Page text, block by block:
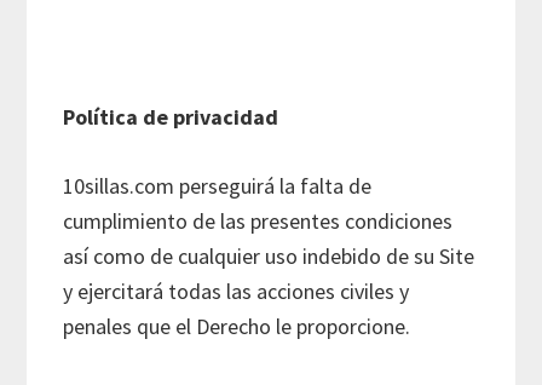
Política de privacidad
10sillas.com perseguirá la falta de
cumplimiento de las presentes condiciones
así como de cualquier uso indebido de su Site
y ejercitará todas las acciones civiles y
penales que el Derecho le proporcione.